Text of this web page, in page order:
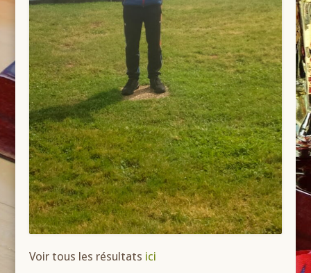
Voir tous les résultats ici